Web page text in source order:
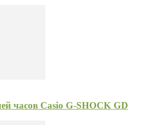
часов Casio G-SHOCK GD